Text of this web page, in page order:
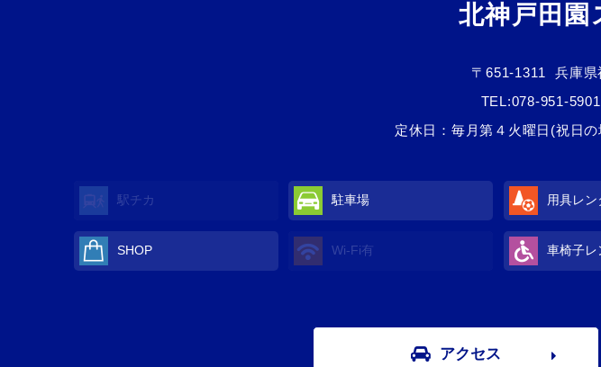
北神戸田園
〒651-1311
兵庫県
TEL:078-951-5901
定休日：毎月第４火曜日(祝日
駅チカ 駐車場 用具レン
SHOP Wi-Fi有 車椅子レ
アクセス